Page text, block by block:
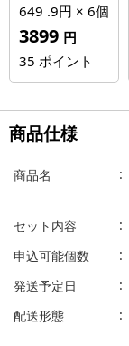
649 .9円 × 6個
3899 円
35 ポイント
商品仕様
商品名
セット内容
申込可能個数
発送予定日
配送形態